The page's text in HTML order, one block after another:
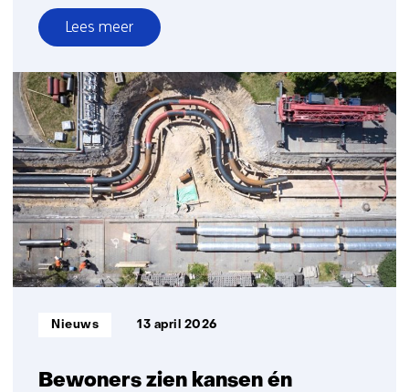
Lees meer
over
Satellietlaadpalen
bieden
tijdelijke
verlichting
bij
netcongestie
Bewoners zien kansen én
Informatietype:
Nieuws 13 april 2026